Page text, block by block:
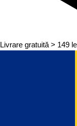
Livrare gratuită > 149